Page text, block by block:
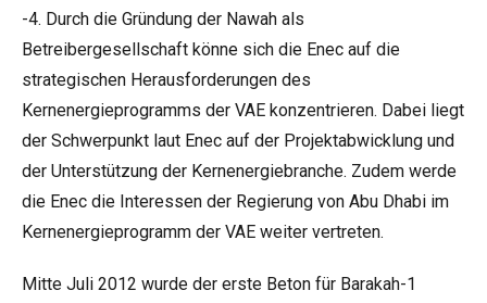
-4. Durch die Gründung der Nawah als
Betreibergesellschaft könne sich die Enec auf die
strategischen Herausforderungen des
Kernenergieprogramms der VAE konzentrieren. Dabei liegt
der Schwerpunkt laut Enec auf der Projektabwicklung und
der Unterstützung der Kernenergiebranche. Zudem werde
die Enec die Interessen der Regierung von Abu Dhabi im
Kernenergieprogramm der VAE weiter vertreten.
Mitte Juli 2012 wurde der erste Beton für Barakah-1